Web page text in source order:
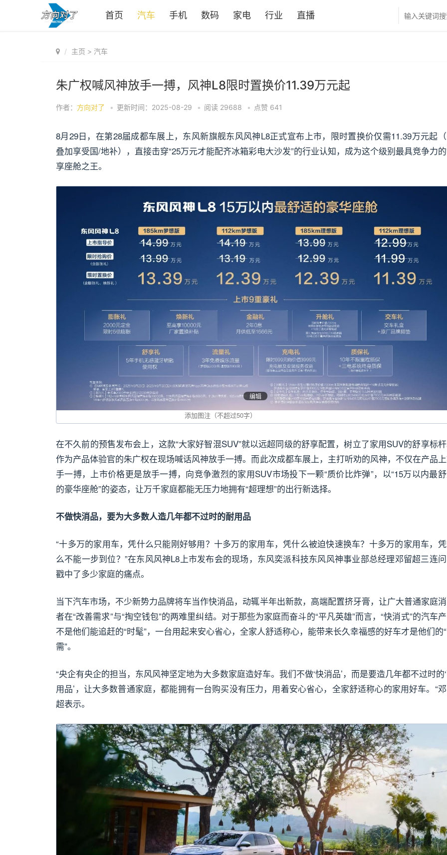
首页 汽车 手机 数码 家电 行业 直播
主页 > 汽车
朱广权喊风神放手一搏，风神L8限时置换价11.39万元起
作者： 方向对了 • 更新时间：2025-08-29 • 阅读 29688 • 点赞 641
8月29日，在第28届成都车展上，东风新旗舰东风风神L8正式宣布上市，限时置换价仅需11.39万元起
叠加享受国/地补），直接击穿“25万元才能配齐冰箱彩电大沙发”的行业认知，成为这个级别最具竞争力
享座舱之王。
编辑
在不久前的预售发布会上，这款“大家好智混SUV”就以远超同级的舒享配置，树立了家用SUV的舒享标
作为产品体验官的朱广权在现场喊话风神放手一搏。而此次成都车展上，主打听劝的风神，不仅在产品
手一搏，上市价格更是放手一搏，向竞争激烈的家用SUV市场投下一颗“质价比炸弹”，以“15万以内最
的豪华座舱”的姿态，让万千家庭都能无压力地拥有“超理想”的出行新选择。
不做快消品，要为大多数人造几年都不过时的耐用品
“十多万的家用车，凭什么只能刚好够用？十多万的家用车，凭什么被迫快速换车？十多万的家用车，
么不能一步到位？”在东风风神L8上市发布会的现场，东风奕派科技东风风神事业部总经理邓留超三连
戳中了多少家庭的痛点。
当下汽车市场，不少新势力品牌将车当作快消品，动辄半年出新款，高端配置挤牙膏，让广大普通家庭
者在“改善需求”与“掏空钱包”的两难里纠结。对于那些为家庭而奋斗的“平凡英雄”而言，“快消式”的汽车
不是他们能追赶的“时髦”，一台用起来安心省心，全家人舒适称心，能带来长久幸福感的好车才是他们的
需”。
“央企有央企的担当，东风风神坚定地为大多数家庭造好车。我们不做‘快消品’，而是要造几年都不过时的
用品’，让大多数普通家庭，都能拥有一台购买没有压力，用着安心省心，全家舒适称心的家用好车。“
超表示。